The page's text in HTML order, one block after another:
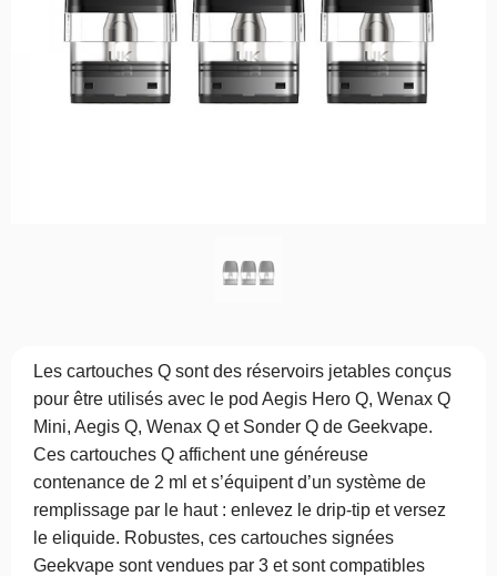
Les cartouches Q sont des réservoirs jetables conçus
pour être utilisés avec le pod Aegis Hero Q, Wenax Q
Mini, Aegis Q, Wenax Q et Sonder Q de Geekvape.
Ces cartouches Q affichent une généreuse
contenance de 2 ml et s’équipent d’un système de
remplissage par le haut : enlevez le drip-tip et versez
le eliquide. Robustes, ces cartouches signées
Geekvape sont vendues par 3 et sont compatibles